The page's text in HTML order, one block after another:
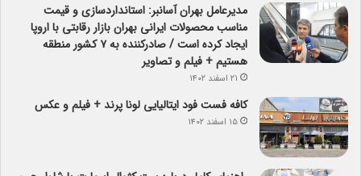
مدیرعامل بهران آسانبر: استانداردسازی و قیمت
مناسب محصولات ایرانی بهران بازار رقابتی با اروپا
ایجاد کرده است / صادرکننده به ۷ کشور منطقه
هستیم + فیلم و تصاویر
۲۱ اسفند ۱۴۰۲
کافه فست فود ایتالیایی لونا پرند + فیلم و عکس
۱۵ اسفند ۱۴۰۲